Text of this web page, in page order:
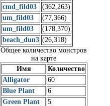
cmd_fild03
(362,263)
um_fild03
(77,366)
um_fild03
(178,370)
beach_dun3 (26,318)
Общее количество монстров
на карте
Имя
Количество
Alligator
60
Blue Plant
6
Green Plant
5